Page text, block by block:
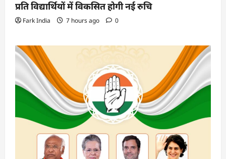
प्रति विद्यार्थियों में विकसित होगी नई रुचि
Fark India 7 hours ago 0